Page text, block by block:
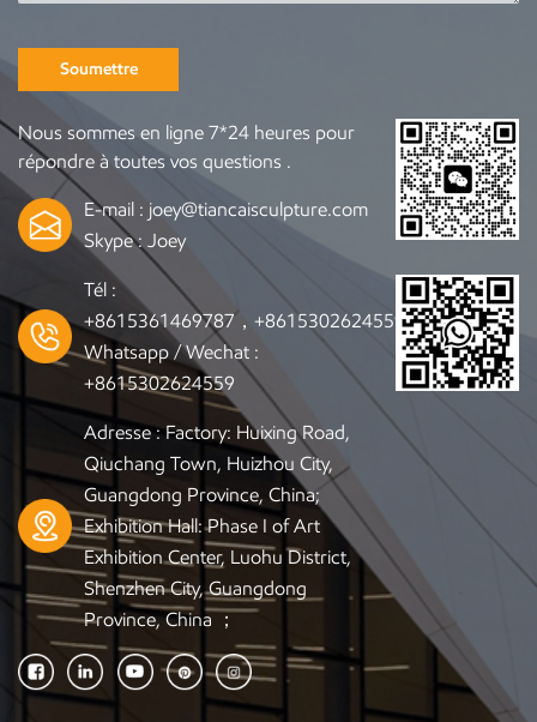
Soumettre
Nous sommes en ligne 7*24 heures pour
répondre à toutes vos questions .
E-mail : joey@tiancaisculpture.com
Skype : Joey
Tél :
+8615361469787，+8615302624559
Whatsapp / Wechat :
+8615302624559
Adresse : Factory: Huixing Road,
Qiuchang Town, Huizhou City,
Guangdong Province, China;
Exhibition Hall: Phase I of Art
Exhibition Center, Luohu District,
Shenzhen City, Guangdong
Province, China ；